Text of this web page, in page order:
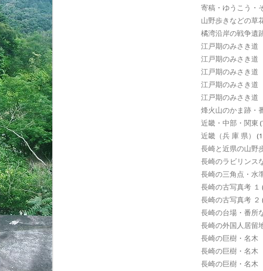
寄稿・ゆうこう・
山野歩きなどの草
橘湾沿岸の戦争遺
江戸期のみさき道
江戸期のみさき道
江戸期のみさき道
江戸期のみさき道
江戸期のみさき道
烽火山のかま跡・
近畿・中部・関東
近畿（兵 庫 県）
長崎と近県の山野
長崎のラビリンス
長崎の三角点・水
長崎の古写真考 １
長崎の古写真考 ２
長崎の台場・番所
長崎の外国人居留
長崎の巨樹・名木
長崎の巨樹・名木
長崎の巨樹・名木